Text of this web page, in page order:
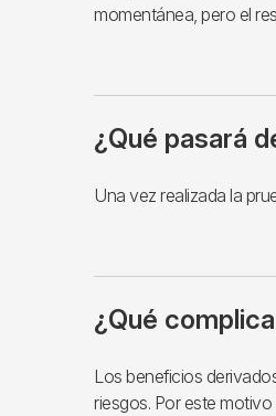
momentánea, pero el
¿Qué pasará
Una vez realizada la
¿Qué
Los beneficios
riesgos. Por este